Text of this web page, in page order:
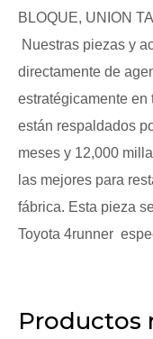
BLOQUE, UNION
Nuestras piezas y
directamente de
estratégicamente
están respaldados
meses y 12,000
las mejores para
fábrica. Esta pieza
Toyota 4runner
Productos